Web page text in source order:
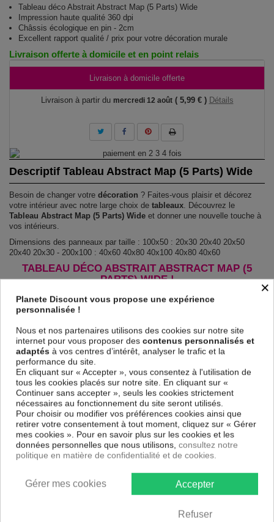
Tableau déco Abstrait Abstract Map (5 Parts) Wide
Impression haute qualité 360 dpi
Châssis écologique en pin - 2cm
Excellent rapport qualité / prix pour votre décoration murale
Livraison offerte à domicile et en point relais
Livraison à domicile offerte
Livraison à partir du mercredi 12 août ( 5,99 € ) Détails
Descriptif Tableau Abstract Map (5 Parts) Wide
Besoin de changer votre décoration ? Faites-vous plaisir et décorez
votre intérieur avec notre large choix de tableaux. Découvrez le
Tableau Abstract Map (5 Parts) Wide et donner une nouvelle touche à
vos intérieurs.
Dimensions des panneaux par taille : 100x50 : 20x30 20x40 20x50
20x40 20x30 - 200x100 : 40x60 40x80 40x100 40x80 40x60
TABLEAU DÉCO ABSTRAIT ABSTRACT MAP (5
PARTS) WIDE !
Le Tableau Abstract Map (5 Parts) Wideest imprimé sur un papier
intissé spécial et de haute qualité qui reflète parfaitement les couleurs
avec des détails parfaitement reproduits. Grâce à une impression sur
tous les cotés et une toile tendue sur un châssis fait de matériaux
respectueux de l'environnement, vous pourrez suspendre le tableau
immédiatement sans avoir à l'encadrer.
Le Tableau Abstrait Abstract Map (5 Parts) Wide
rayons UV, inodore et 100 % sûr, parfait même pour la chambre à
coucher et la chambre des enfants.
Notre large choix de tableaux tendances et modernes constituent un
moyen simple et pas cher de donner une nouvelle touche à vos
intérieurs, il y en a pour tous les goût.
Descriptif technique
Matériaux MDF
×
Planete Discount vous propose une expérience
personnalisée !
Nous et nos partenaires utilisons des cookies sur notre site
internet pour vous proposer des contenus personnalisés et
adaptés à vos centres d’intérêt, analyser le trafic et la
performance du site.
En cliquant sur « Accepter », vous consentez à l'utilisation de
tous les cookies placés sur notre site. En cliquant sur «
Continuer sans accepter », seuls les cookies strictement
nécessaires au fonctionnement du site seront utilisés.
Pour choisir ou modifier vos préférences cookies ainsi que
retirer votre consentement à tout moment, cliquez sur « Gérer
mes cookies ». Pour en savoir plus sur les cookies et les
données personnelles que nous utilisons, consultez notre
politique en matière de confidentialité et de cookies.
Accepter
Refuser
Gérer mes cookies